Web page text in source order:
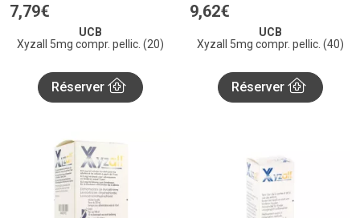
7,79€
UCB
Xyzall 5mg compr. pellic. (20)
Réserver
9,62€
UCB
Xyzall 5mg compr. pellic. (40)
Réserver